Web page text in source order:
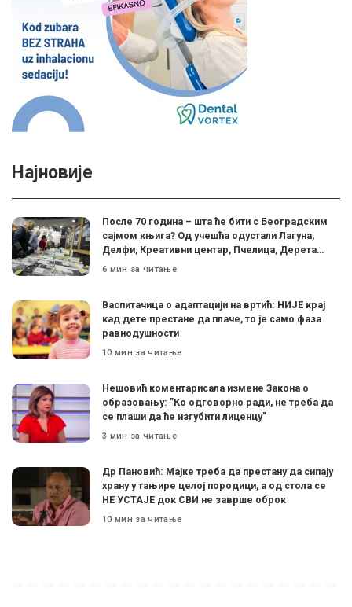
Најновије
После 70 година – шта ће бити с Београдским
сајмом књига? Од учешћа одустали Лагуна,
Делфи, Креативни центар, Пчелица, Дерета…
6 мин за читање
Васпитачица о адаптацији на вртић: НИЈЕ крај
кад дете престане да плаче, то је само фаза
равнодушности
10 мин за читање
Нешовић коментарисала измене Закона о
образовању: ”Ко одговорно ради, не треба да
се плаши да ће изгубити лиценцу”
3 мин за читање
Др Пановић: Мајке треба да престану да сипају
храну у тањире целој породици, а од стола се
НЕ УСТАЈЕ док СВИ не заврше оброк
10 мин за читање